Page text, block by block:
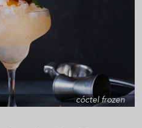
cóctel frozen